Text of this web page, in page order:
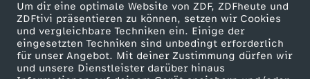
Um dir eine optimale Website von ZDF, ZDFheute und
ZDFtivi präsentieren zu können, setzen wir Cookies
und vergleichbare Techniken ein. Einige der
eingesetzten Techniken sind unbedingt erforderlich
für unser Angebot. Mit deiner Zustimmung dürfen wir
und unsere Dienstleister darüber hinaus
k
o
Mehr ZDF Service